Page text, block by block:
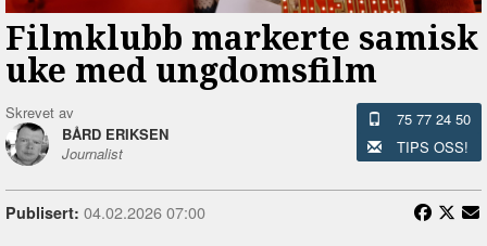
Filmklubb markerte samisk
uke med ungdomsfilm
Skrevet av
BÅRD ERIKSEN
Journalist
75 77 24 50
TIPS OSS!
Publisert: 04.02.2026 07:00